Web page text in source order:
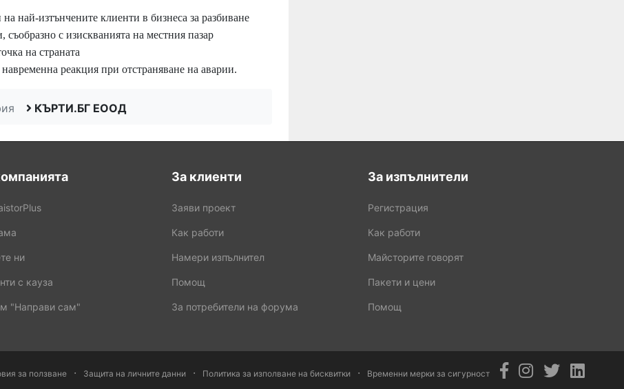
най-изтънчените клиенти в бизнеса за разбиване
с изискванията на местния пазар
на страната
реакция при отстраняване на аварии.
КЪРТИ.БГ ЕООД
ни
с кауза
"Направи сам"
За клиенти
Заяви проект
Как работи
Намери изпълнител
Помощ
За потребители на форума
За изпълнители
Регистрация
Как работи
Майсторите говорят
Пакети и цени
Помощ
за ползване · Защита на личните данни · Политика за изполване на бисквитки · Временни мерки за сигурност